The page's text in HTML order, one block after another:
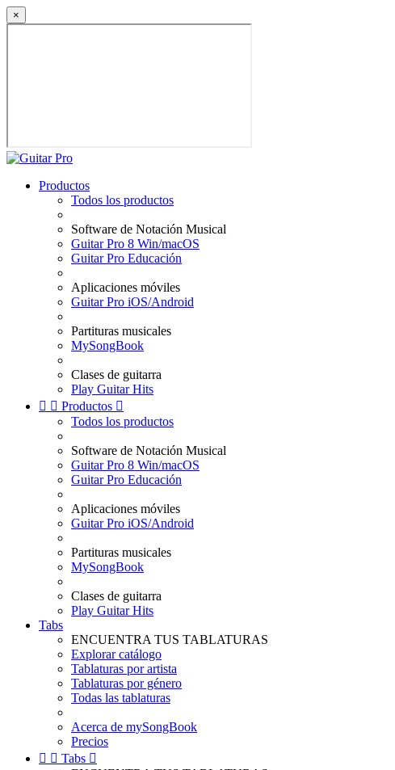
×
Productos
Todos los productos
Software de Notación Musical
Guitar Pro 8 Win/macOS
Guitar Pro Educación
Aplicaciones móviles
Guitar Pro iOS/Android
Partituras musicales
MySongBook
Clases de guitarra
Play Guitar Hits
  Productos 
Todos los productos
Software de Notación Musical
Guitar Pro 8 Win/macOS
Guitar Pro Educación
Aplicaciones móviles
Guitar Pro iOS/Android
Partituras musicales
MySongBook
Clases de guitarra
Play Guitar Hits
Tabs
ENCUENTRA TUS TABLATURAS
Explorar catálogo
Tablaturas por artista
Tablaturas por género
Todas las tablaturas
Acerca de mySongBook
Precios
  Tabs 